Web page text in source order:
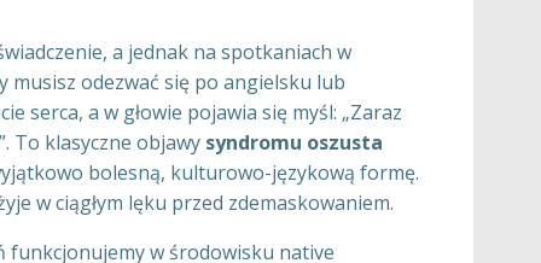
a jednak na spotkaniach w
musisz odezwać się po angielsku lub
serca, a w głowie pojawia się myśl: „Zaraz
To klasyczne objawy syndromu oszusta
bolesną, kulturowo-językową formę.
w ciągłym lęku przed zdemaskowaniem.
funkcjonujemy w środowisku native